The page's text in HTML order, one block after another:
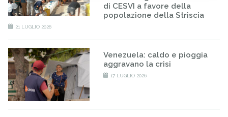
di CESVI a favore della
popolazione della Striscia
21 LUGLIO 2026
Venezuela: caldo e pioggia
aggravano la crisi
17 LUGLIO 2026